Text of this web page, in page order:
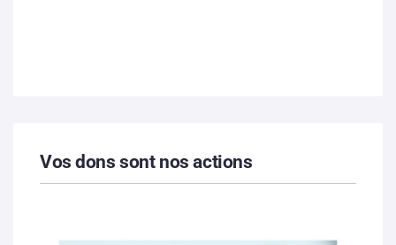
Vos dons sont nos actions